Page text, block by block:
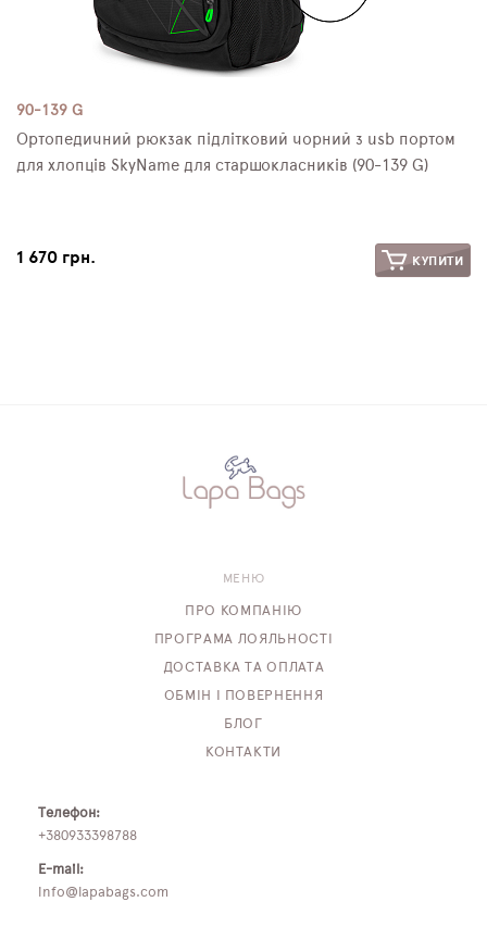
90-139 G
Ортопедичний рюкзак підлітковий чорний з usb портом
для хлопців SkyName для старшокласників (90-139 G)
1 670 грн. КУПИТИ
МЕНЮ
ПРО КОМПАНІЮ
ПРОГРАМА ЛОЯЛЬНОСТІ
ДОСТАВКА ТА ОПЛАТА
ОБМІН І ПОВЕРНЕННЯ
БЛОГ
КОНТАКТИ
Телефон:
+380933398788
E-mail:
info@lapabags.com